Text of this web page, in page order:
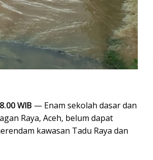
WIB — Enam sekolah dasar dan
Raya, Aceh, belum dapat
kawasan Tadu Raya dan